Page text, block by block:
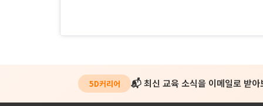
5D커리어 📬 최신 교육 소식을 이메일로 받아